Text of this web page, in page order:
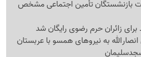
بازنشستگان تأمین اجتماعی مشخص
زائران حرم رضوی رایگان شد
به نیروهای همسو با عربستان